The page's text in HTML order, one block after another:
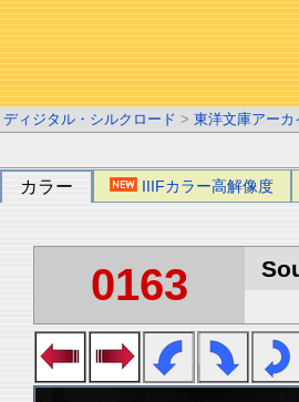
ディジタル・シルクロード > 東洋文庫アーカ
カラー IIIFカラー高解像度
0163